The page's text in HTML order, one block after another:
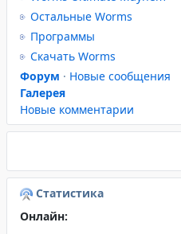
Остальные Worms
Программы
Скачать Worms
Форум · Новые сообщения
Галерея
Новые комментарии
Статистика
Онлайн: